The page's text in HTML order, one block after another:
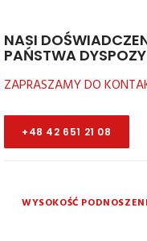
NASI
PAŃSTWA
ZAPRASZAMY DO
+48 42 651 21 08
WYSOKOŚĆ